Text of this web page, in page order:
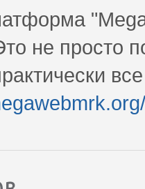
не просто